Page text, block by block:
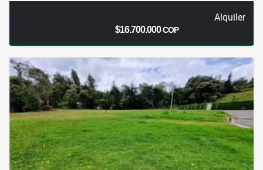
Alquiler
$16.700.000COP